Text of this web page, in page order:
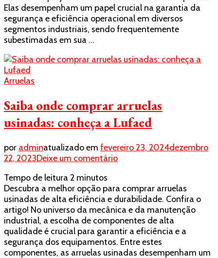
investir?
Elas desempenham um papel crucial na garantia da
segurança e eficiência operacional em diversos
segmentos industriais, sendo frequentemente
subestimadas em sua …
Arruelas
Saiba onde comprar arruelas
usinadas: conheça a Lufaed
por adminatualizado em fevereiro 23, 2024dezembro
22, 2023Deixe um comentárioem
comprar
arruelas
usinadas:
conheça
a
Lufaed
Tempo de leitura 2 minutos
Descubra a melhor opção para comprar arruelas
usinadas de alta eficiência e durabilidade. Confira o
artigo! No universo da mecânica e da manutenção
industrial, a escolha de componentes de alta
qualidade é crucial para garantir a eficiência e a
segurança dos equipamentos. Entre estes
componentes, as arruelas usinadas desempenham um